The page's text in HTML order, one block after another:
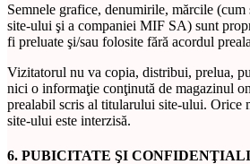
Semnele grafice, denumirile, mărcile
site-ului şi a companiei MIF SA) sunt
fi preluate şi/sau folosite fără acordul
Vizitatorul nu va copia, distribui, prelua,
nici o informaţie conţinută de magazinul
prealabil scris al titularului site-ului. Orice
site-ului este interzisă.
6. PUBICITATE ŞI